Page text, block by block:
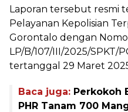
Laporan tersebut resmi
Pelayanan Kepolisian
Gorontalo dengan
LP/B/107/III/2025/SPKT/
tertanggal 29 Maret
Baca juga: Perkokoh
PHR Tanam 700